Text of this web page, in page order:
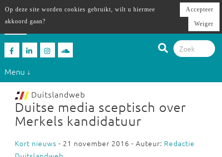
Menu ↓
Duitslandweb
Duitse media sceptisch over
Merkels kandidatuur
Kort nieuws - 21 november 2016 - Auteur: Redactie
Op deze site worden cookies gebruikt, wilt u hiermee
akkoord gaan?
Accepteer
Weiger